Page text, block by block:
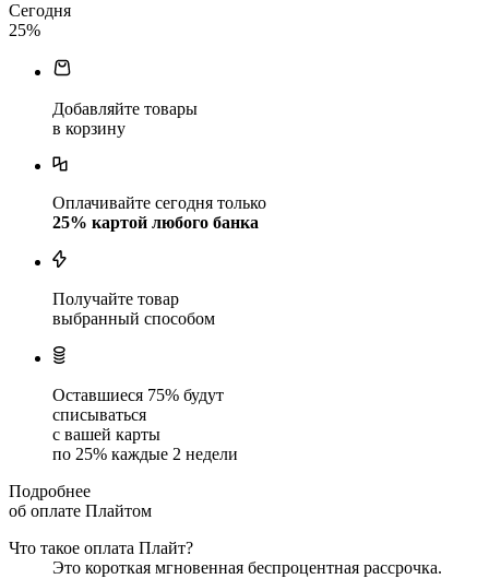
Сегодня
25%
Добавляйте товары
в корзину
Оплачивайте сегодня только
25% картой любого банка
Получайте товар
выбранный способом
Оставшиеся 75% будут
списываться
с вашей карты
по 25% каждые 2 недели
Подробнее
об оплате Плайтом
Что такое оплата Плайт?
Это короткая мгновенная беспроцентная рассрочка.